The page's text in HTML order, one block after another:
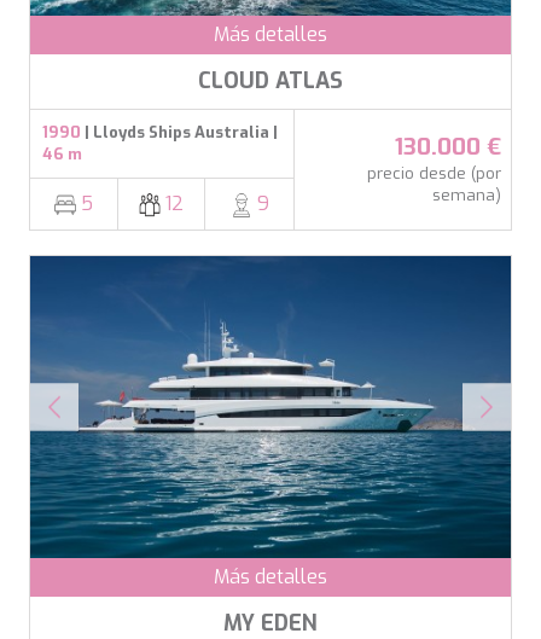
Más detalles
CLOUD ATLAS
1990 | Lloyds Ships Australia |
46 m
5 12 9
130.000 €
precio desde (por
semana)
Más detalles
MY EDEN
Guardar configuración Aceptar todas